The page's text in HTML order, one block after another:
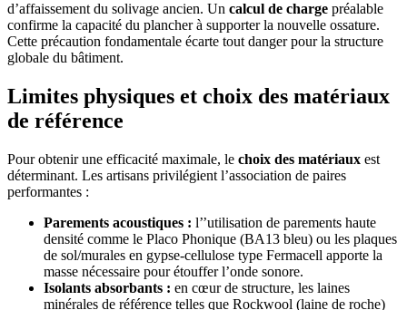
d’affaissement du solivage ancien. Un calcul de charge préalable
confirme la capacité du plancher à supporter la nouvelle ossature.
Cette précaution fondamentale écarte tout danger pour la structure
globale du bâtiment.
Limites physiques et choix des matériaux
de référence
Pour obtenir une efficacité maximale, le choix des matériaux est
déterminant. Les artisans privilégient l’association de paires
performantes :
Parements acoustiques : l’’utilisation de parements haute
densité comme le Placo Phonique (BA13 bleu) ou les plaques
de sol/murales en gypse-cellulose type Fermacell apporte la
masse nécessaire pour étouffer l’onde sonore.
Isolants absorbants : en cœur de structure, les laines
minérales de référence telles que Rockwool (laine de roche)